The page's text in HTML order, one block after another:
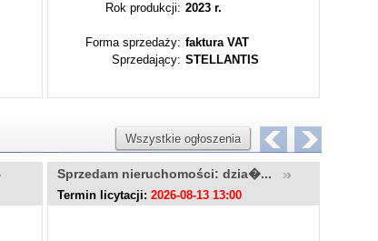
Rok produkcji: 2023 r.
Forma sprzedaży: faktura VAT
Sprzedający: STELLANTIS
Wszystkie ogłoszenia
Sprzedam nieruchomości: dzia�...
Termin licytacji: 2026-08-13 13:00